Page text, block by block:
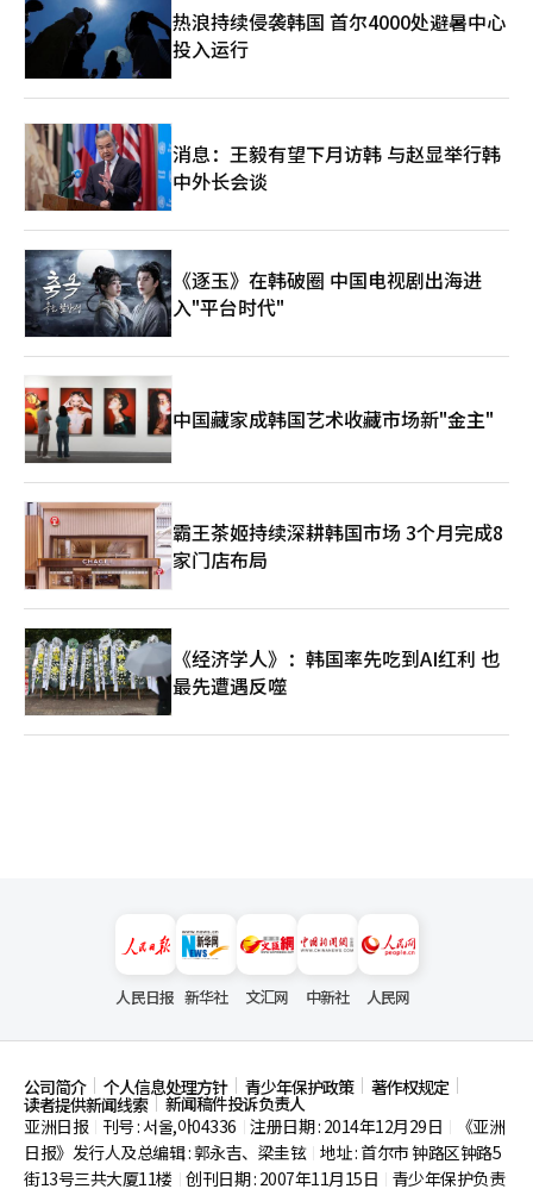
热浪持续侵袭韩国 首尔4000处避暑中心
投入运行
消息：王毅有望下月访韩 与赵显举行韩
中外长会谈
《逐玉》在韩破圈 中国电视剧出海进
入"平台时代"
中国藏家成韩国艺术收藏市场新"金主"
霸王茶姬持续深耕韩国市场 3个月完成8
家门店布局
《经济学人》：韩国率先吃到AI红利 也
最先遭遇反噬
人民日报 新华社 文汇网 中新社 人民网
公司简介 个人信息处理方针 青少年保护政策 著作权规定
读者提供新闻线索
新闻稿件投诉负责人
亚洲日报
刊号 : 서울,아04336 注册日期 : 2014年12月29日
《亚洲
日报》发行人及总编辑 : 郭永吉、梁圭铉 地址 : 首尔市钟路区钟路5
街13号三共大厦11楼 创刊日期 : 2007年11月15日 青少年保护负责